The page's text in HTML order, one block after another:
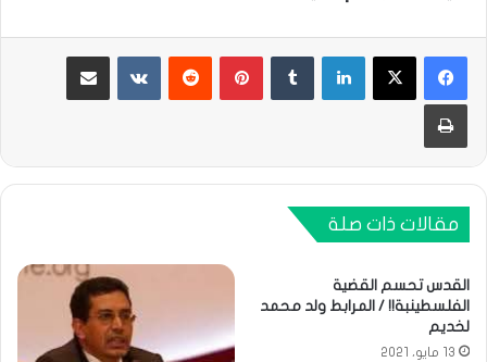
لينكدإن بينتيريست مشاركة عبر البريد
طباعة
مقالات ذات صلة
القدس تحسم القضية
الفلسطينبة!! / المرابط ولد محمد
لخديم
13 مايو، 2021